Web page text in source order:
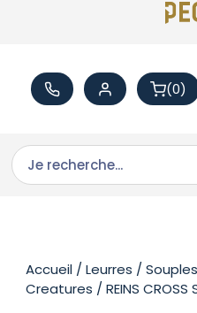
(0)
Accueil /Leurres /Souples
Creatures / REINS CROSS